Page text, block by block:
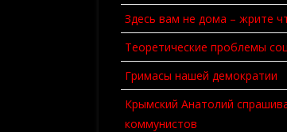
Здесь вам не дома – жрите
Теоретические проблемы
Гримасы нашей демократии
Крымский Анатолий
коммунистов